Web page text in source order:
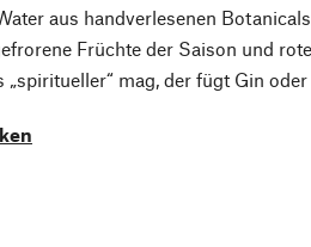
aus handverlesenen
Früchte der Saison und
„spiritueller“ mag, der fügt Gin